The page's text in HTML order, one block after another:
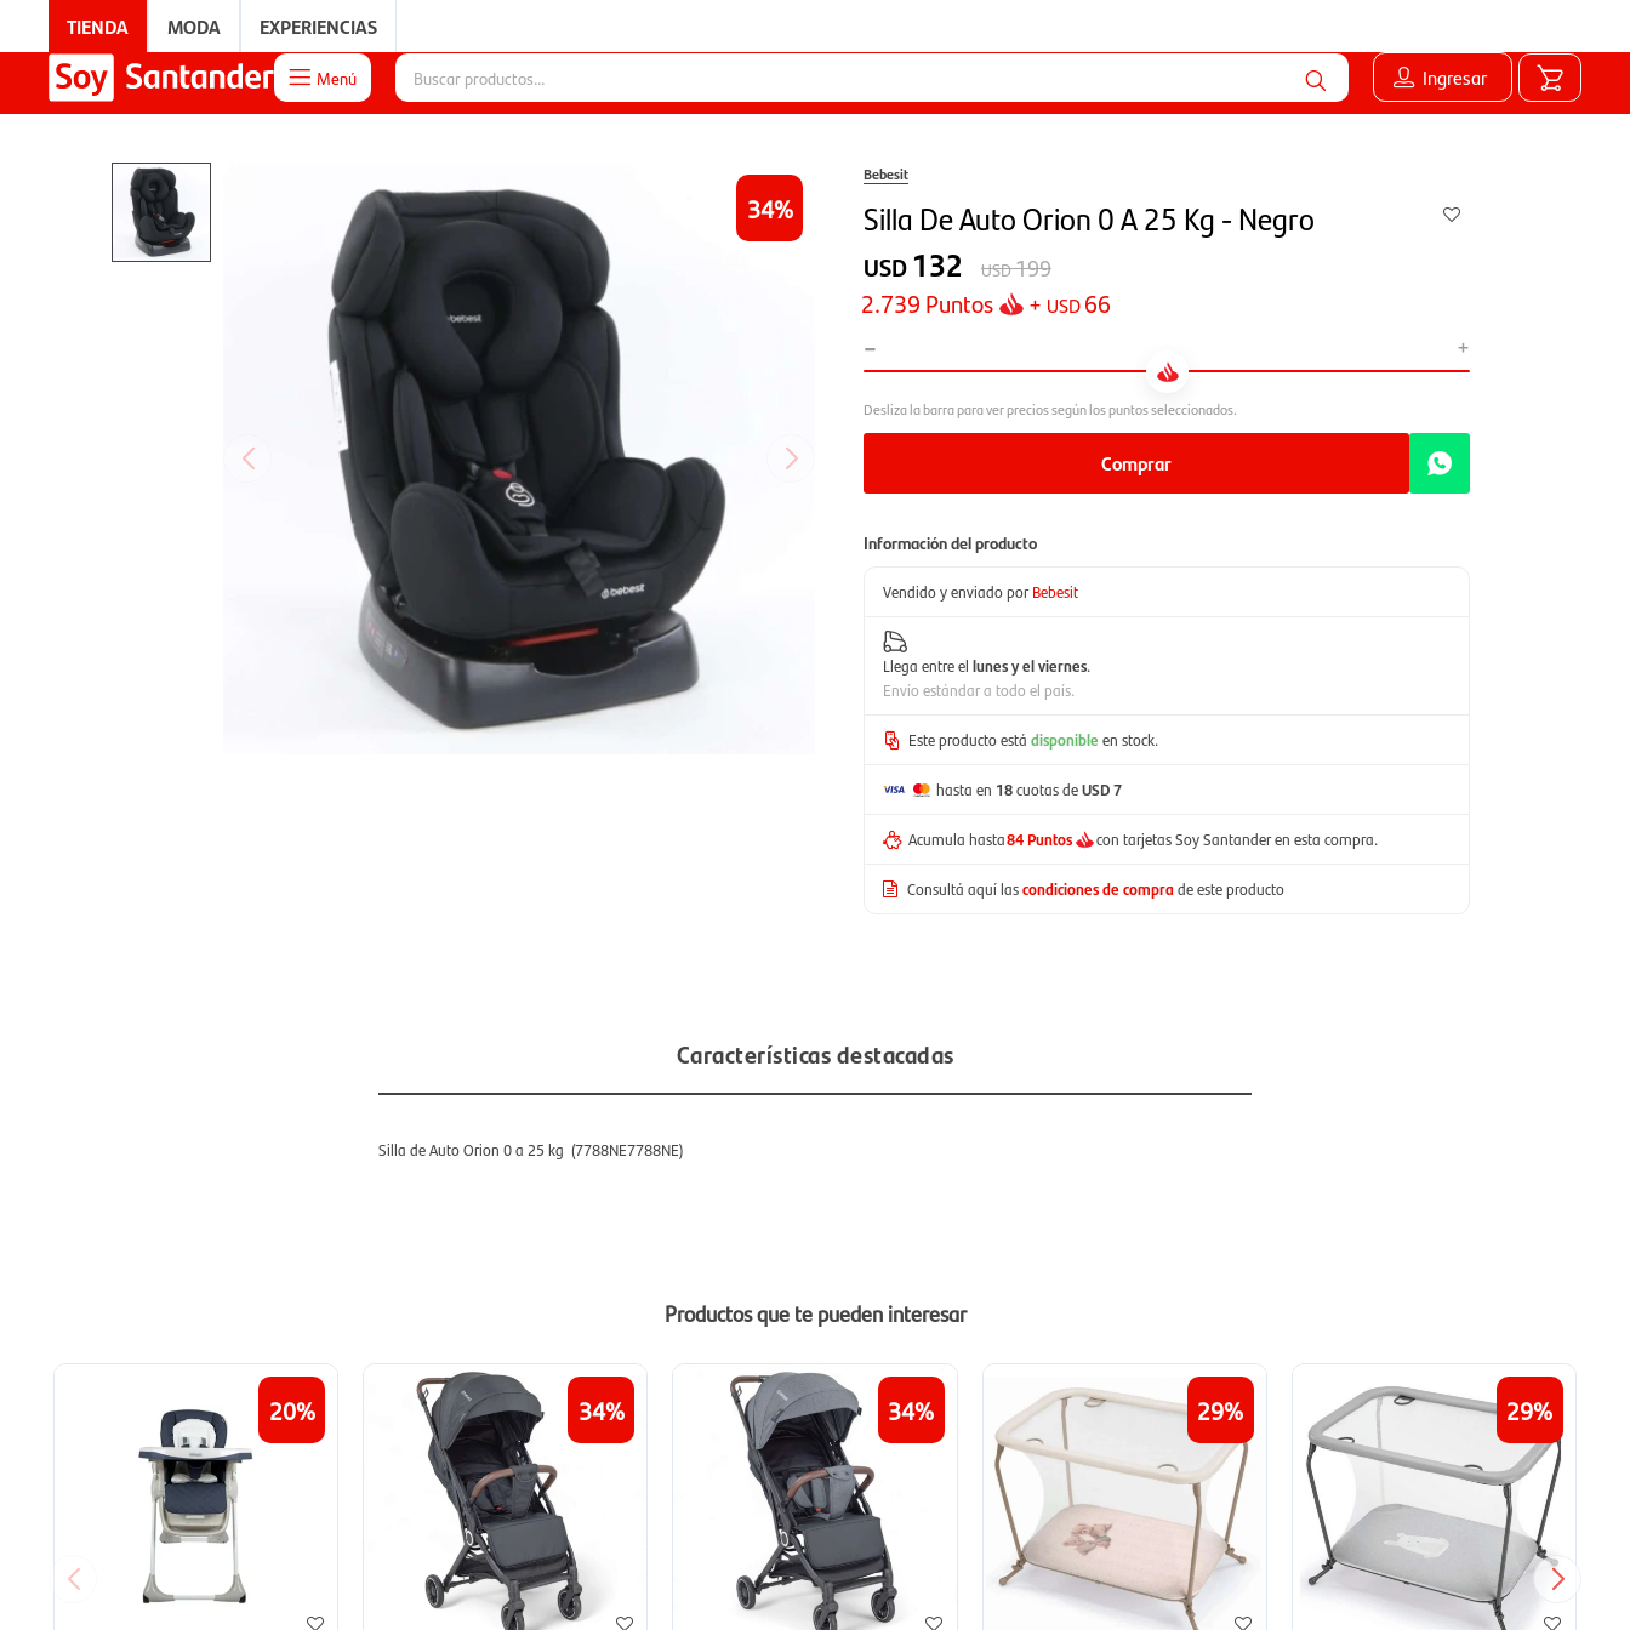
TIENDA MODA EXPERIENCIAS
 Menú Ingresar
34
Bebesit
Silla De Auto Orion 0 A 25 Kg - Negro
USD132 USD199
2.739 Puntos + USD66
- +
Comprar
Información del producto
Vendido y enviado por Bebesit
Llega entre el lunes y el viernes.
Envío estándar a todo el país.
Este producto está disponible en stock.
hasta en 18cuotas deUSD 7
Acumula hasta84 Puntos con tarjetas Soy Santander en esta compra.
Consultá aquí lascondiciones de comprade este producto
Características destacadas
Silla de Auto Orion 0 a 25 kg (7788NE7788NE)
Productos que te pueden interesar
20 34 34 29 29